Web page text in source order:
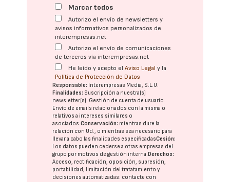
Marcar todos
Autorizo el envío de newsletters y
avisos informativos personalizados de
interempresas.net
Autorizo el envío de comunicaciones
de terceros vía interempresas.net
He leído y acepto elAviso Legal y la
Política de Protección de Datos
Responsable: Interempresas Media, S.L.U.
Finalidades: Suscripción a nuestra(s)
newsletter(s). Gestión de cuenta de usuario.
Envío de emails relacionados con la misma o
relativos a intereses similares o
asociados.Conservación: mientras dure la
relación con Ud., o mientras sea necesario para
llevar a cabo las finalidades especificadasCesión:
Los datos pueden cederse a otras empresas del
grupo por motivos de gestión interna.Derechos:
Acceso, rectificación, oposición, supresión,
portabilidad, limitación del tratatamiento y
decisiones automatizadas: contacte con